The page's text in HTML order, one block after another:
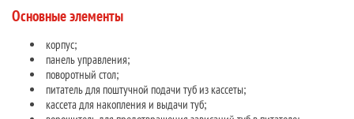
Основные элементы
корпус;
панель управления;
поворотный стол;
питатель для поштучной подачи туб из кассеты;
кассета для накопления и выдачи туб;